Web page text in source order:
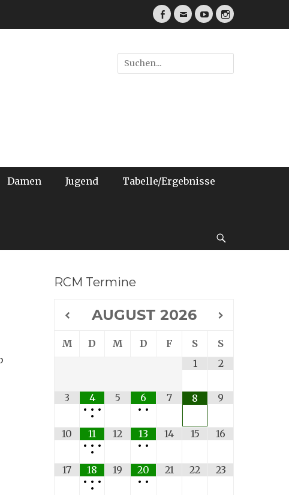
Facebook
E-
YouTubeInstagram
Suche
nach:
Damen Jugend Tabelle/Ergebnisse
RCM Termine
AUGUST 2026
M D M D F S
S
1
2
3
4
• • •
•
5
6
• •
7 8 9
10
11
• • •
•
12
13
• •
14 15 16
17
18
• • •
•
19
20
• •
21 22 23